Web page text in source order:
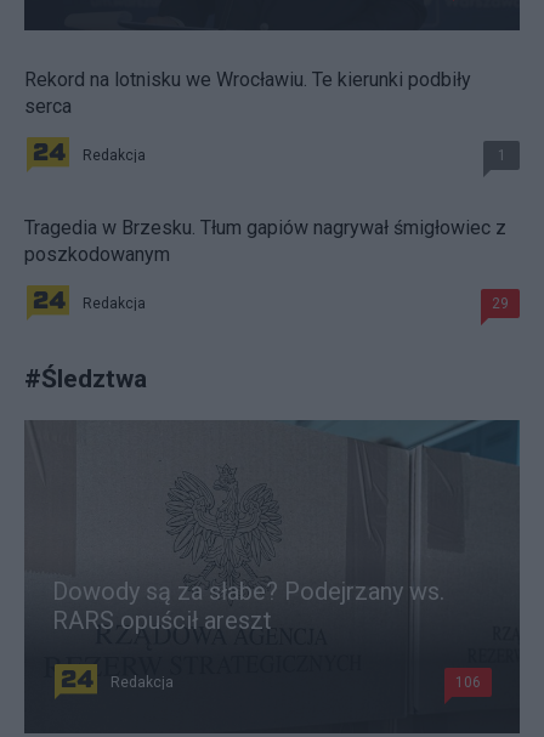
Rekord na lotnisku we Wrocławiu. Te kierunki podbiły
serca
Redakcja 1
Tragedia w Brzesku. Tłum gapiów nagrywał śmigłowiec z
poszkodowanym
Redakcja 29
#Śledztwa
Dowody są za słabe? Podejrzany ws.
RARS opuścił areszt
Redakcja 106